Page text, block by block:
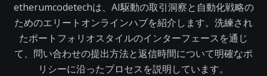
etherumcodetechは、AI駆動の取引洞察と自動化戦略の
ためのエリートオンラインハブを紹介します。洗練され
たポートフォリオスタイルのインターフェースを通じ
て、問い合わせの提出方法と返信時間について明確なポ
リシーに沿ったプロセスを説明しています。